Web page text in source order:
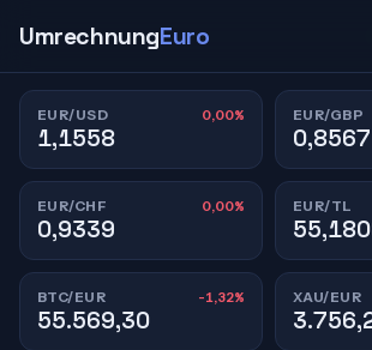
UmrechnungEuro
EUR/USD 0,00%
1,1558
EUR/GBP
0,8567
EUR/CHF 0,00%
0,9339
EUR/TL
BTC/EUR -1,32%
55.569,30
XAU/EUR